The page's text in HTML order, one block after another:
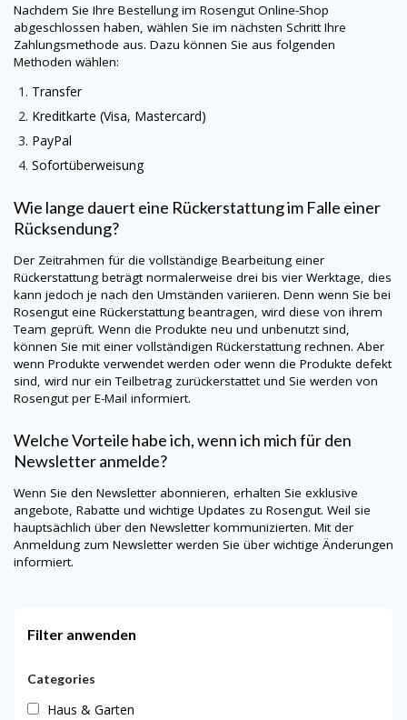
Nachdem Sie Ihre Bestellung im Rosengut Online-Shop
abgeschlossen haben, wählen Sie im nächsten Schritt Ihre
Zahlungsmethode aus. Dazu können Sie aus folgenden
Methoden wählen:
Transfer
Kreditkarte (Visa, Mastercard)
PayPal
Sofortüberweisung
Wie lange dauert eine Rückerstattung im Falle einer
Rücksendung?
Der Zeitrahmen für die vollständige Bearbeitung einer
Rückerstattung beträgt normalerweise drei bis vier Werktage, dies
kann jedoch je nach den Umständen variieren. Denn wenn Sie bei
Rosengut eine Rückerstattung beantragen, wird diese von ihrem
Team geprüft. Wenn die Produkte neu und unbenutzt sind,
können Sie mit einer vollständigen Rückerstattung rechnen. Aber
wenn Produkte verwendet werden oder wenn die Produkte defekt
sind, wird nur ein Teilbetrag zurückerstattet und Sie werden von
Rosengut per E-Mail informiert.
Welche Vorteile habe ich, wenn ich mich für den
Newsletter anmelde?
Wenn Sie den Newsletter abonnieren, erhalten Sie exklusive
angebote, Rabatte und wichtige Updates zu Rosengut. Weil sie
hauptsächlich über den Newsletter kommunizierten. Mit der
Anmeldung zum Newsletter werden Sie über wichtige Änderungen
informiert.
Filter anwenden
Categories
Haus & Garten